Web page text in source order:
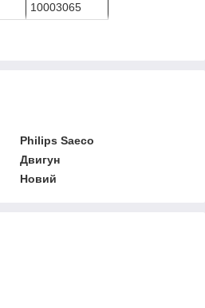
10003065
Philips Saeco
Двигун
Новий